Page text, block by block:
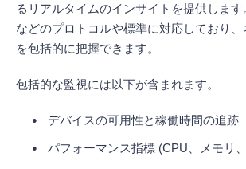
るリアルタイムのインサイトを提供します
などのプロトコルや標準に対応しており
を包括的に把握できます。
包括的な監視には以下が含まれます。
デバイスの可用性と稼働時間の追跡
パフォーマンス指標 (CPU、メモリ